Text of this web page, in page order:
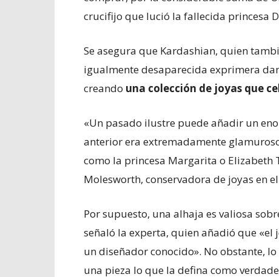
crucifijo que lució la fallecida princesa
Se asegura que Kardashian, quien
igualmente desaparecida exprimera
creando una colección de joyas que
«Un pasado ilustre puede añadir un
anterior era extremadamente
como la princesa Margarita o Elizabeth
Molesworth, conservadora de joyas en
Por supuesto, una alhaja es valiosa
señaló la experta, quien añadió que «el
un diseñador conocido». No obstante,
una pieza lo que la defina como